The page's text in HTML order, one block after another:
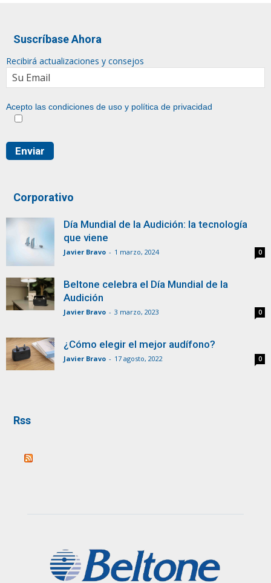
Suscríbase Ahora
Recibirá actualizaciones y consejos
Acepto las condiciones de uso y política de privacidad
Corporativo
Día Mundial de la Audición: la tecnología
que viene
Javier Bravo - 1 marzo, 2024 0
Beltone celebra el Día Mundial de la
Audición
Javier Bravo - 3 marzo, 2023 0
¿Cómo elegir el mejor audífono?
Javier Bravo - 17 agosto, 2022 0
Rss